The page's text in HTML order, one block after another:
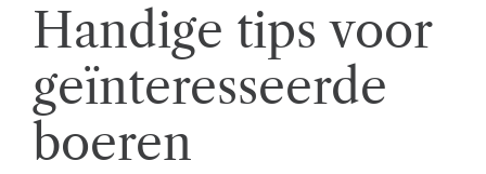
Handige tips voor
geïnteresseerde
boeren